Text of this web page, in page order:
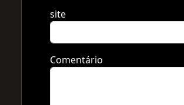
site
Comentário